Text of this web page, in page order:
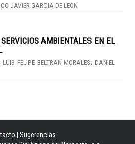
JAVIER GARCIA DE LEON
AMBIENTALES EN EL
FELIPE BELTRAN MORALES; DANIEL
Sugerencias